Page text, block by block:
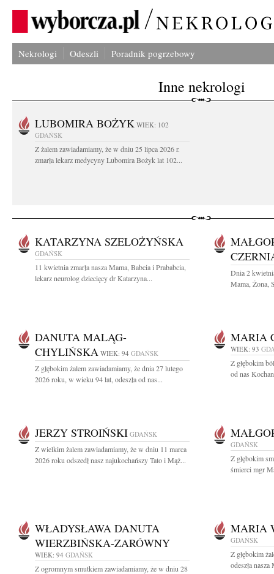
Nekrologi Odeszli Poradnik pogrzebowy
Inne nekrologi
LUBOMIRA BOŻYK WIEK: 102
GDAŃSK
Z żalem zawiadamiamy, że w dniu 25 lipca 2026 r.
zmarła lekarz medycyny Lubomira Bożyk lat 102...
KATARZYNA SZELOŻYŃSKA
GDAŃSK
11 kwietnia zmarła nasza Mama, Babcia i Prababcia,
lekarz neurolog dziecięcy dr Katarzyna...
Dnia 2
Mama, Żona,
DANUTA MALĄG-
CHYLIŃSKA WIEK: 94 GDAŃSK
Z głębokim żalem zawiadamiamy, że dnia 27 lutego
2026 roku, w wieku 94 lat, odeszła od nas...
MARIA
WIEK: 93
Z głębokim
od nas
JERZY STROIŃSKI GDAŃSK
Z wielkim żalem zawiadamiamy, że w dniu 11 marca
2026 roku odszedł nasz najukochańszy Tato i Mąż...
GDAŃSK
Z głębokim
śmierci mgr
WŁADYSŁAWA DANUTA
WIERZBIŃSKA-ZARÓWNY
WIEK: 94 GDAŃSK
Z ogromnym smutkiem zawiadamiamy, że w dniu 28
MARIA
GDAŃSK
Z głębokim
odeszła